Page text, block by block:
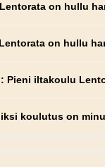
Lentorata on hullu
Lentorata on hullu
: Pieni iltakoulu
koulutus on